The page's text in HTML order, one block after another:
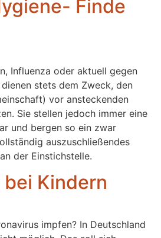
Finde
Influenza oder aktuell gegen
stets dem Zweck, den
vor ansteckenden
Sie stellen jedoch immer eine
und bergen so ein zwar
auszuschließendes
der Einstichstelle.
Kindern
impfen? In Deutschland